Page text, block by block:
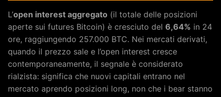
L’open interest aggregato (il totale delle posizioni
aperte sui futures Bitcoin) è cresciuto del 6,64% in 24
ore, raggiungendo 257.000 BTC. Nei mercati derivati,
quando il prezzo sale e l’open interest cresce
contemporaneamente, il segnale è considerato
rialzista: significa che nuovi capitali entrano nel
mercato aprendo posizioni long, non che i bear stanno